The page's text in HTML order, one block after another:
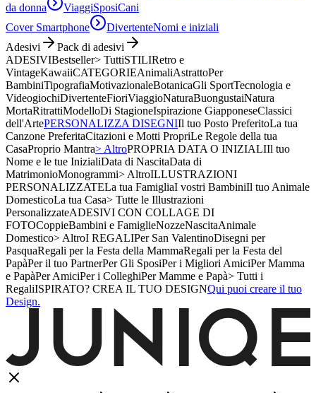
da donna
ViaggiSposiCani
Cover Smartphone
DivertenteNomi e iniziali
Adesivi
Pack di adesivi
ADESIVIBestseller> TuttiSTILIRetro e
VintageKawaiiCATEGORIEAnimaliAstrattoPer
BambiniTipografiaMotivazionaleBotanicaGli SportTecnologia e
VideogiochiDivertenteFioriViaggioNaturaBuongustaiNatura
MortaRitrattiModelloDi StagioneIspirazione GiapponeseClassici
dell'ArtePERSONALIZZA DISEGNIIl tuo Posto PreferitoLa tua
Canzone PreferitaCitazioni e Motti PropriLe Regole della tua
CasaProprio Mantra> AltroPROPRIA DATA O INIZIALIIl tuo
Nome e le tue InizialiData di NascitaData di
MatrimonioMonogrammi> AltroILLUSTRAZIONI
PERSONALIZZATELa tua FamigliaI vostri BambiniIl tuo Animale
DomesticoLa tua Casa> Tutte le Illustrazioni
PersonalizzateADESIVI CON COLLAGE DI
FOTOCoppieBambini e FamiglieNozzeNascitaAnimale
Domestico> AltroI REGALIPer San ValentinoDisegni per
PasquaRegali per la Festa della MammaRegali per la Festa del
PapàPer il tuo PartnerPer Gli SposiPer i Migliori AmiciPer Mamma
e PapàPer AmiciPer i ColleghiPer Mamme e Papà> Tutti i
RegaliISPIRATO? CREA IL TUO DESIGNQui puoi creare il tuo
Design.